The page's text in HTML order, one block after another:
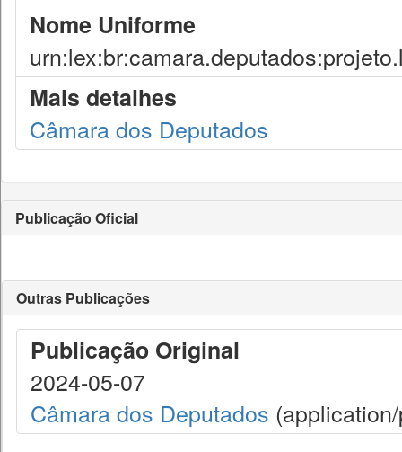
Nome Uniforme
Mais detalhes
Câmara dos Deputados
Publicação Oficial
Outras Publicações
Publicação Original
2024-05-07
Câmara dos Deputados